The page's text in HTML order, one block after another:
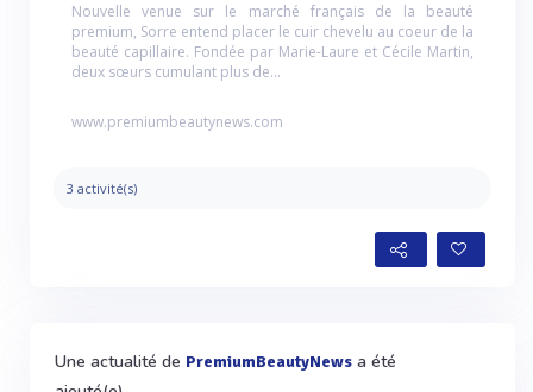
Nouvelle venue sur le marché français de la beauté
premium, Sorre entend placer le cuir chevelu au coeur de la
beauté capillaire. Fondée par Marie-Laure et Cécile Martin,
deux sœurs cumulant plus de...
www.premiumbeautynews.com
3 activité(s)
Une actualité de PremiumBeautyNews a été